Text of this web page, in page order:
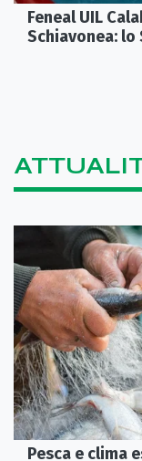
Feneal UIL
Schiavonea:
Pesca e clima